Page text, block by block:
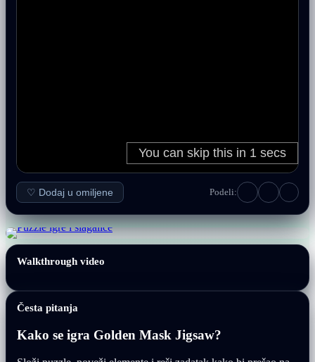
♡ Dodaj u omiljene Podeli:
Walkthrough video
Česta pitanja
Kako se igra Golden Mask Jigsaw?